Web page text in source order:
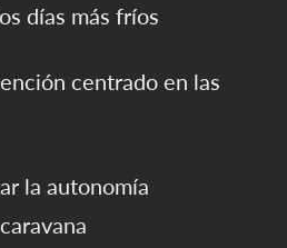
días más fríos
centrado en las
la autonomía